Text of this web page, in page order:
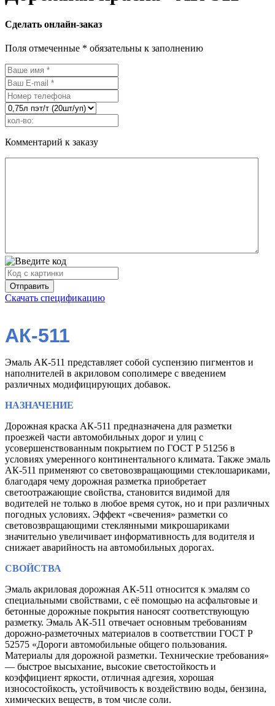
Сделать онлайн-заказ
Поля отмеченные * обязательны к заполнению
Комментарий к заказу
Скачать спецификацию
АК-511
Эмаль АК-511 представляет собой суспензию пигментов и
наполнителей в акриловом сополимере с введением
различных модифицирующих добавок.
НАЗНАЧЕНИЕ
Дорожная краска АК-511 предназначена для разметки
проезжей части автомобильных дорог и улиц с
усовершенствованным покрытием по ГОСТ Р 51256 в
условиях умеренного континентального климата. Также эмаль
АК-511 применяют со световозвращающими стеклошариками,
благодаря чему дорожная разметка приобретает
светоотражающие свойства, становится видимой для
водителей не только в любое время суток, но и при различных
погодных условиях. Эффект «свечения» разметки со
световозвращающими стеклянными микрошариками
значительно увеличивает информативность для водителя и
снижает аварийность на автомобильных дорогах.
СВОЙСТВА
Эмаль акриловая дорожная АК-511 относится к эмалям со
специальными свойствами, с её помощью на асфальтовые и
бетонные дорожные покрытия наносят соответствующую
разметку. Эмаль АК-511 отвечает основным требованиям
дорожно-разметочных материалов в соответствии ГОСТ Р
52575 «Дороги автомобильные общего пользования.
Материалы для дорожной разметки. Технические требования»
— быстрое высыхание, высокие светостойкость и
коэффициент яркости, отличная адгезия, хорошая
износостойкость, устойчивость к воздействию воды, бензина,
химических веществ, в том числе соли.